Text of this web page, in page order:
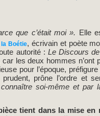
que c’était moi ». Elle
Boétie, écrivain et poète
autorité : Le Discours
les deux hommes n’ont
pour l’époque,
prône l’ordre et
soi-même et par
tient dans la mise en